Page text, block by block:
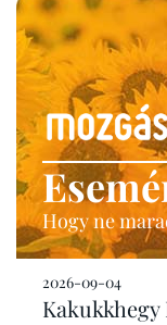
Hogy ne
2026-09-04